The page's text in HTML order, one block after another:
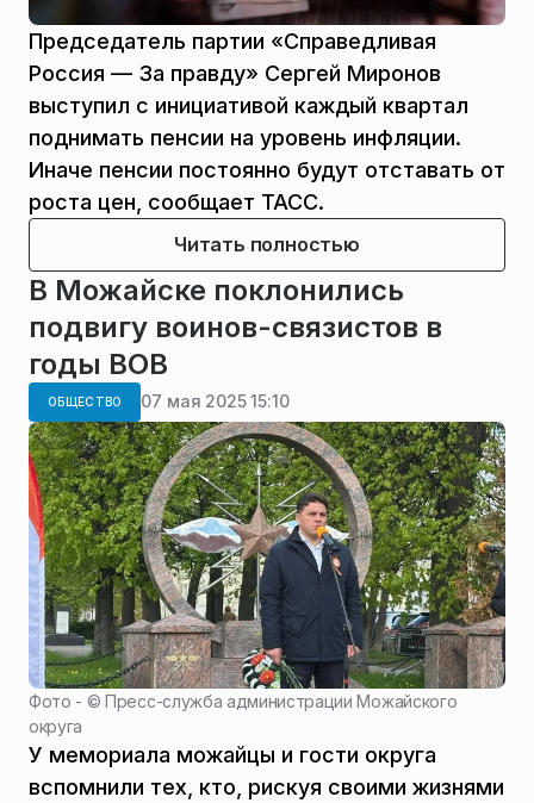
Председатель партии «Справедливая
Россия — За правду» Сергей Миронов
выступил с инициативой каждый квартал
поднимать пенсии на уровень инфляции.
Иначе пенсии постоянно будут отставать от
роста цен, сообщает ТАСС.
Читать полностью
В Можайске поклонились
подвигу воинов-связистов в
годы ВОВ
ОБЩЕСТВО 07 мая 2025 15:10
Фото - ©Пресс-служба администрации Можайского
округа
У мемориала можайцы и гости округа
вспомнили тех, кто, рискуя своими жизнями